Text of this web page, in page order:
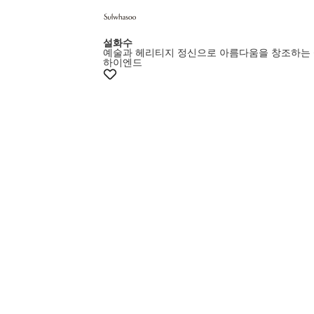
+5% 쿠폰
설화수
예술과 헤리티지 정신으로 아름다움을 창조하는
하이엔드